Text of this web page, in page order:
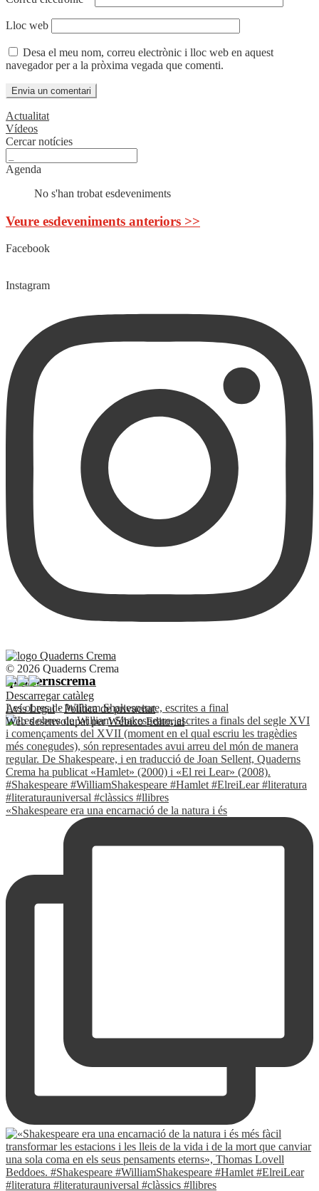
Lloc web
Desa el meu nom, correu electrònic i lloc web en aquest
navegador per a la pròxima vegada que comenti.
Actualitat
Vídeos
Cercar notícies
Agenda
No s'han trobat esdeveniments
Veure esdeveniments anteriors >>
Facebook
Instagram
quadernscrema
Les obres de William Shakespeare, escrites a final
«Shakespeare era una encarnació de la natura i és
© 2026 Quaderns Crema
Descarregar catàleg
Avís Legal·Política de privacitat
Web desenvolupat perWébico Editorial